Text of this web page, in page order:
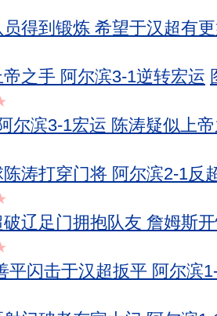
得到锻炼 希望于汉超有
之手 阿尔滨3-1逆转宏运
尔滨3-1宏运 陈涛疑似上
涛打穿门将 阿尔滨2-1反
辽足门拥抱队友 詹姆斯
平闪击于汉超扳平 阿尔滨